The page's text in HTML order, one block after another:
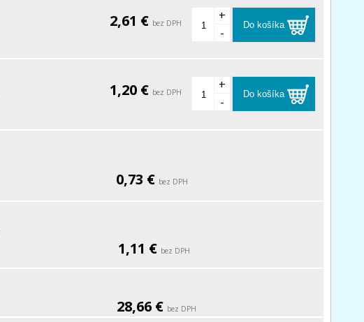
2,61 € bez DPH
+
-
Do košíka
1,20 € bez DPH
+
-
Do košíka
0,73 € bez DPH
1,11 € bez DPH
28,66 € bez DPH